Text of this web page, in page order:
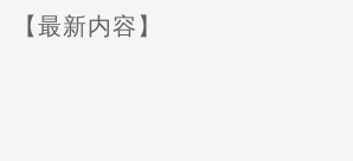
【最新内容】